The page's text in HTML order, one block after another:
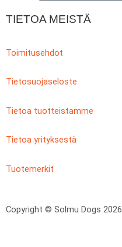
TIETOA MEISTÄ
Toimitusehdot
Tietosuojaseloste
Tietoa tuotteistamme
Tietoa yrityksestä
Tuotemerkit
Copyright © Solmu Dogs 2026